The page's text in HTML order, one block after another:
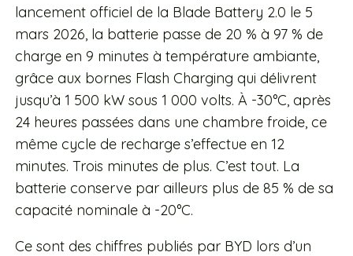
lancement officiel de la Blade Battery 2.0 le 5
mars 2026, la batterie passe de 20 % à 97 % de
charge en 9 minutes à température ambiante,
grâce aux bornes Flash Charging qui délivrent
jusqu’à 1 500 kW sous 1 000 volts. À -30°C, après
24 heures passées dans une chambre froide, ce
même cycle de recharge s’effectue en 12
minutes. Trois minutes de plus. C’est tout. La
batterie conserve par ailleurs plus de 85 % de sa
capacité nominale à -20°C.
Ce sont des chiffres publiés par BYD lors d’un